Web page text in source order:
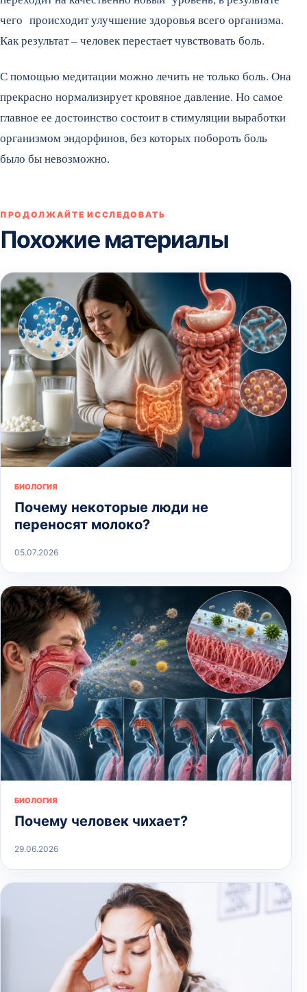
чего происходит улучшение здоровья всего организма.
Как результат – человек перестает чувствовать боль.
С помощью медитации можно лечить не только боль. Она
прекрасно нормализирует кровяное давление. Но самое
главное ее достоинство состоит в стимуляции выработки
организмом эндорфинов, без которых побороть боль
было бы невозможно.
ПРОДОЛЖАЙТЕ ИССЛЕДОВАТЬ
Похожие материалы
БИОЛОГИЯ
Почему некоторые люди не
переносят молоко?
05.07.2026
БИОЛОГИЯ
Почему человек чихает?
29.06.2026